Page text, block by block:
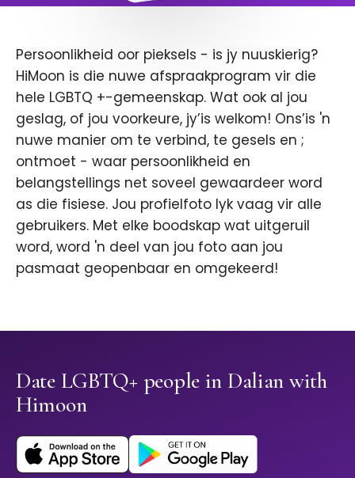
Persoonlikheid oor pieksels - is jy nuuskierig?
HiMoon is die nuwe afspraakprogram vir die
hele LGBTQ +-gemeenskap. Wat ook al jou
geslag, of jou voorkeure, jy’is welkom! Ons’is 'n
nuwe manier om te verbind, te gesels en ;
ontmoet - waar persoonlikheid en
belangstellings net soveel gewaardeer word
as die fisiese. Jou profielfoto lyk vaag vir alle
gebruikers. Met elke boodskap wat uitgeruil
word, word 'n deel van jou foto aan jou
pasmaat geopenbaar en omgekeerd!
Date LGBTQ+ people in Dalian with
Himoon